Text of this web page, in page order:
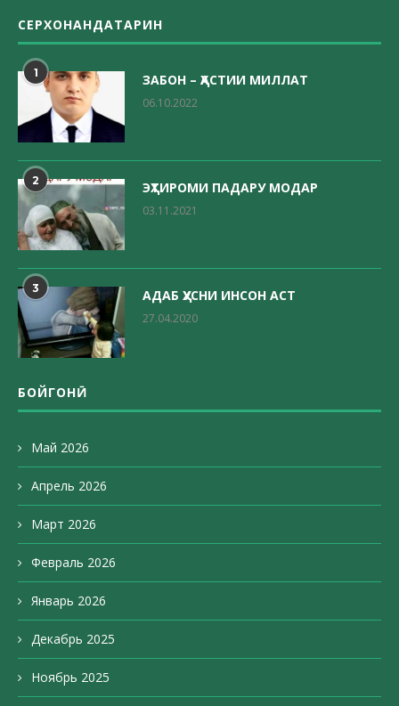
СЕРХОНАНДАТАРИН
1 ЗАБОН – ҲАСТИИ МИЛЛАТ
06.10.2022
2 ЭҲТИРОМИ ПАДАРУ МОДАР
03.11.2021
3 АДАБ ҲУСНИ ИНСОН АСТ
27.04.2020
БОЙГОНӢ
Май 2026
Апрель 2026
Март 2026
Февраль 2026
Январь 2026
Декабрь 2025
Ноябрь 2025